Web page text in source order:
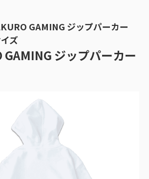
GAMING ジップパーカー
ズ
GAMING ジップパーカー